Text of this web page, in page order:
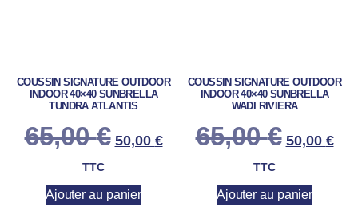
COUSSIN SIGNATURE OUTDOOR
INDOOR 40×40 SUNBRELLA
TUNDRA ATLANTIS
65,00€ 50,00 €
TTC
Ajouter au panier
COUSSIN SIGNATURE OUTDOOR
INDOOR 40×40 SUNBRELLA
WADI RIVIERA
65,00€ 50,00 €
TTC
Ajouter au panier